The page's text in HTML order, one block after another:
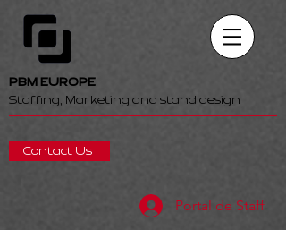
PBM EUROPE
Staffing, Marketing and stand design
Contact Us
Portal de Staff